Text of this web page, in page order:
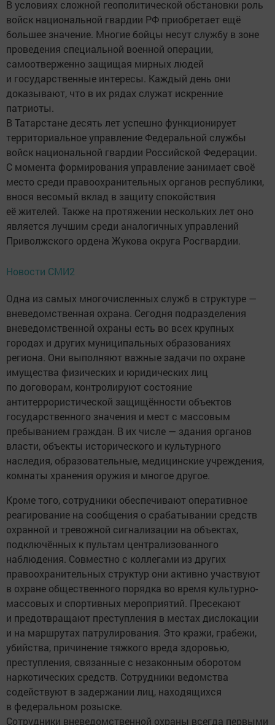
В условиях сложной геополитической обстановки роль
войск национальной гвардии РФ приобретает ещё
большее значение. Многие бойцы несут службу в зоне
проведения специальной военной операции,
самоотверженно защищая мирных людей
и государственные интересы. Каждый день они
доказывают, что в их рядах служат искренние
патриоты.
В Татарстане десять лет успешно функционирует
территориальное управление Федеральной службы
войск национальной гвардии Российской Федерации.
С момента формирования управление занимает своё
место среди правоохранительных органов республики,
внося весомый вклад в защиту спокойствия
её жителей. Также на протяжении нескольких лет оно
являет­ся лучшим среди аналогичных управлений
Приволжского ордена Жукова округа Росгвардии.
Новости СМИ2
Одна из самых многочисленных служб в структуре —
вневедомственная охрана. Сегодня подразделения
вневедомственной охраны есть во всех крупных
городах и других муниципальных образованиях
региона. Они выполняют важные задачи по охране
имущества физических и юридических лиц
по договорам, контролируют состояние
антитеррористической защищённости объек­тов
государственного значения и мест с массовым
пребыванием граждан. В их числе — здания органов
власти, объекты исторического и культурного
наследия, образовательные, медицинские учреждения,
комнаты хранения оружия и многое другое.
Кроме того, сотрудники обеспечивают оперативное
реагирование на сообщения о срабатывании средств
охранной и тревожной сигнализации на объектах,
подключённых к пультам централизованного
наблюдения. Совместно с коллегами из других
правоохранительных структур они активно участвуют
в охране общественного порядка во время культурно-
массовых и спортивных мероприятий. Пресекают
и предотвращают преступления в местах дислокации
и на маршрутах патрулирования. Это кражи, грабежи,
убийства, причинение тяжкого вреда здоровью,
преступления, связанные с незаконным оборотом
наркотических средств. Сотрудники ведомства
содействуют в задержании лиц, находящихся
в федеральном розыске.
Сотрудники вневедомственной охраны всегда первыми